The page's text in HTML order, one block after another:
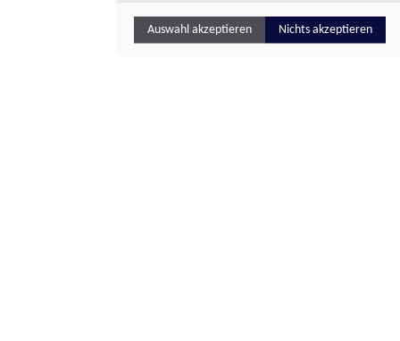
Auswahl akzeptieren Nichts akzeptieren